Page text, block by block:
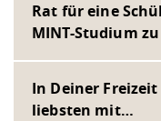
Rat für eine
MINT-Studium
In Deiner
liebsten mit…